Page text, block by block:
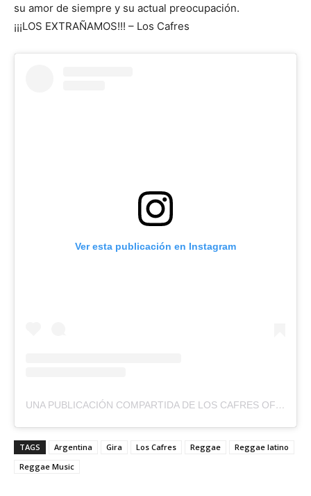
su amor de siempre y su actual preocupación.
¡¡¡LOS EXTRAÑAMOS!!! – Los Cafres
Ver esta publicación en Instagram
UNA PUBLICACIÓN COMPARTIDA DE LOS CAFRES OFICIAL (@LOSCAFRES)
TAGS Argentina Gira Los Cafres Reggae
Reggae latino
Reggae Music